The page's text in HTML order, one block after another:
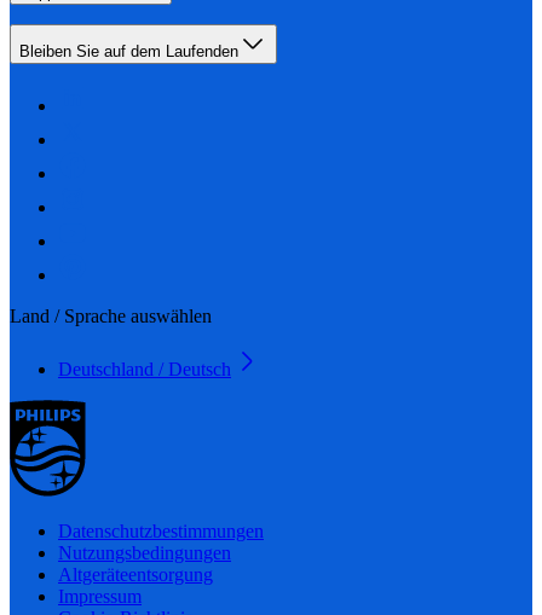
Bleiben Sie auf dem Laufenden
Land / Sprache auswählen
Deutschland / Deutsch
Datenschutzbestimmungen
Nutzungsbedingungen
Altgeräteentsorgung
Impressum